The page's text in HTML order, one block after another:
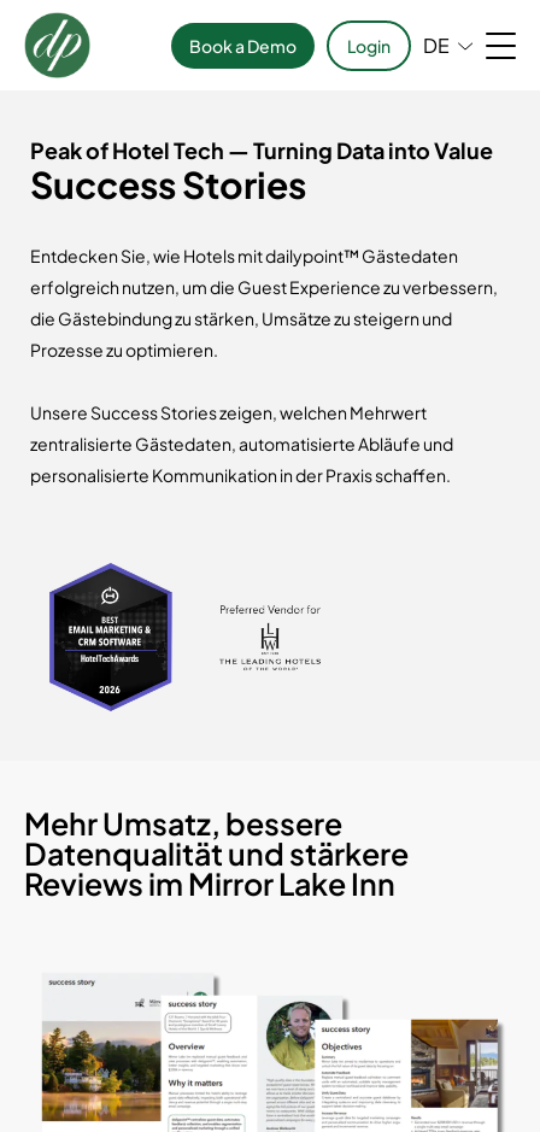
Book a Demo Login DE
Peak of Hotel Tech — Turning Data into Value
Success Stories
Entdecken Sie, wie Hotels mit dailypoint™ Gästedaten
erfolgreich nutzen, um die Guest Experience zu verbessern,
die Gästebindung zu stärken, Umsätze zu steigern und
Prozesse zu optimieren.
Unsere Success Stories zeigen, welchen Mehrwert
zentralisierte Gästedaten, automatisierte Abläufe und
personalisierte Kommunikation in der Praxis schaffen.
Mehr Umsatz, bessere
Datenqualität und stärkere
Reviews im Mirror Lake Inn